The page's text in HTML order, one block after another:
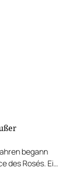
begann
des Rosés. Ein